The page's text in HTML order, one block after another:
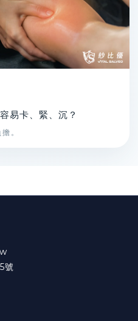
易卡、緊、沉？
。
號